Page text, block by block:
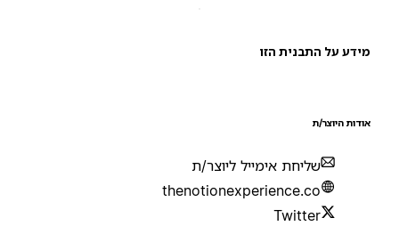
על התבנית הזו
היוצר/ת
שליחת אימייל ליוצר/ת
thenotionexperience.co
Twitter